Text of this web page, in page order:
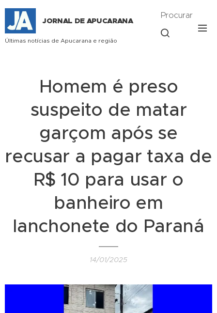
JORNAL DE APUCARANA
Últimas notícias de Apucarana e região
Procurar
Homem é preso
suspeito de matar
garçom após se
recusar a pagar taxa de
R$ 10 para usar o
banheiro em
lanchonete do Paraná
14/01/2025